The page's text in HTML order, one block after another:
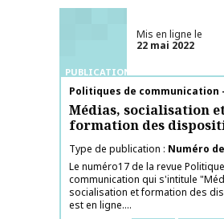
PUBLICATIONS
Mis en ligne le
22 mai 2022
Nom de la publication
Politiques de communication
Médias, socialisation
formation des
Type de publication
Numéro
Le numéro17 de la revue
communication qui s'intitule
socialisation et formation des
est en ligne....